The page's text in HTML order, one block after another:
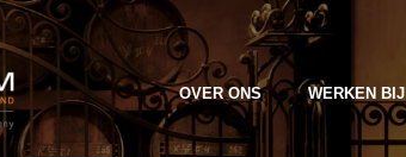
OVER ONS WERKEN BIJ